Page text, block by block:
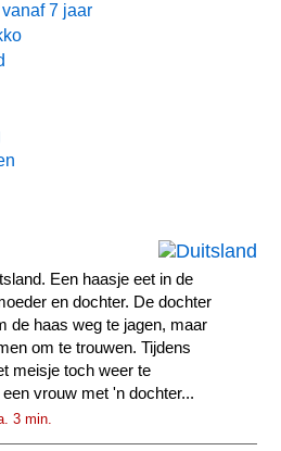
7 jaar
Een haasje eet in de
en dochter. De dochter
de haas weg te jagen, maar
om te trouwen. Tijdens
meisje toch weer te
vrouw met 'n dochter...
3 min.